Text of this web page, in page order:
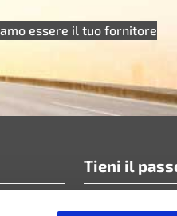
essere il tuo fornitore
Tieni il